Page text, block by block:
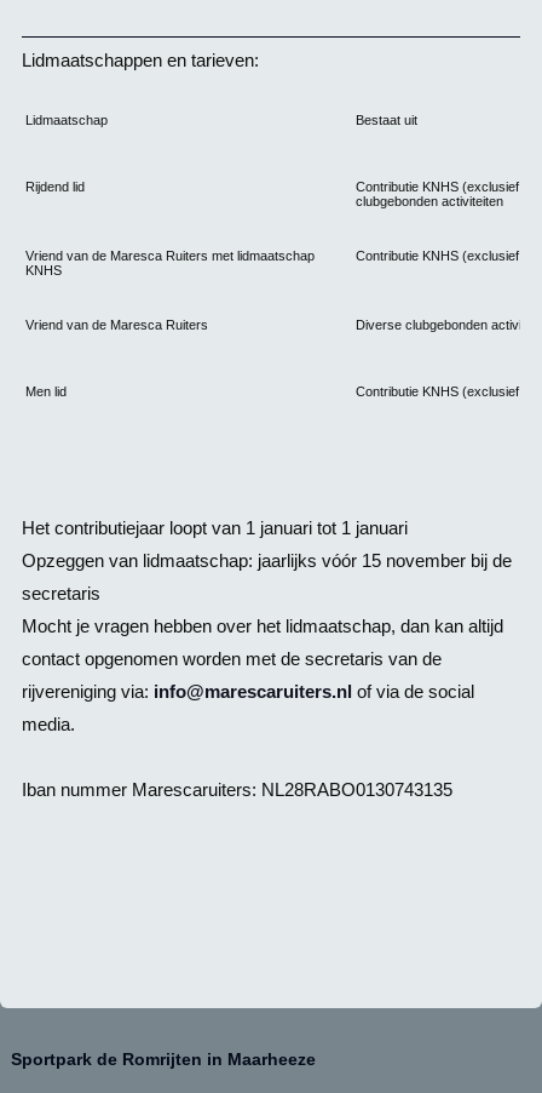
Lidmaatschappen en tarieven:
Lidmaatschap Bestaat uit
Rijdend lid
Contributie KNHS (exclusief
clubgebonden activiteiten
Vriend van de Maresca Ruiters met lidmaatschap
KNHS
Contributie KNHS (exclusief
Vriend van de Maresca Ruiters Diverse clubgebonden
Men lid Contributie KNHS (exclusief
Het contributiejaar loopt van 1 januari tot 1 januari
Opzeggen van lidmaatschap: jaarlijks vóór 15 november bij de
secretaris
Mocht je vragen hebben over het lidmaatschap, dan kan altijd
contact opgenomen worden met de secretaris van de
rijvereniging via: info@marescaruiters.nlof via de social
media.
Iban nummer Marescaruiters: NL28RABO0130743135
Sportpark de Romrijten in Maarheeze